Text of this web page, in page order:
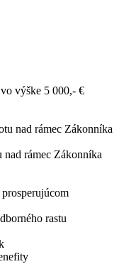
výške 5 000,- €
nad rámec Zákonníka
nad rámec Zákonníka
rastu